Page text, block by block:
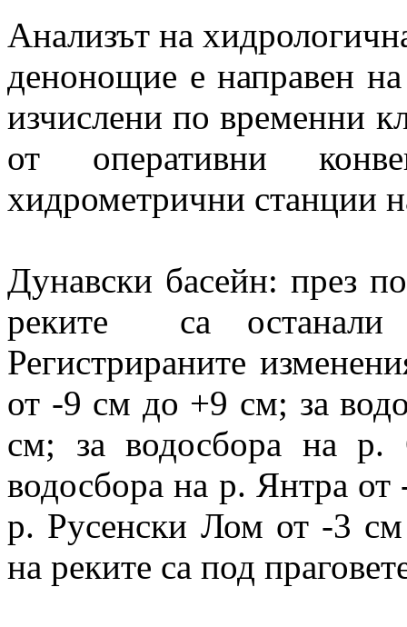
Анализът на
денонощие е направен
изчислени по временни
от оперативни
хидрометрични
Дунавски басейн: през
реките са останали
Регистрираните
от -9 см до +9 см; за
см; за водосбора на
водосбора на р. Янтра
р. Русенски Лом от -3
на реките са под